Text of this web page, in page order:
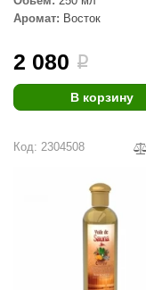
Аромат: Восток
2 080 i
В корзину
Код: 2304508